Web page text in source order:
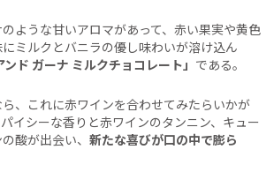
ような甘いアロマがあって、赤い果実や黄色
ミルクとバニラの優し味わいが溶け込ん
ンド ガーナ ミルクチョコレート」 である。
、これに赤ワインを合わせてみたらいかが
イシーな香りと赤ワインのタンニン、キュー
酸が出会い、 新たな喜びが口の中で膨ら